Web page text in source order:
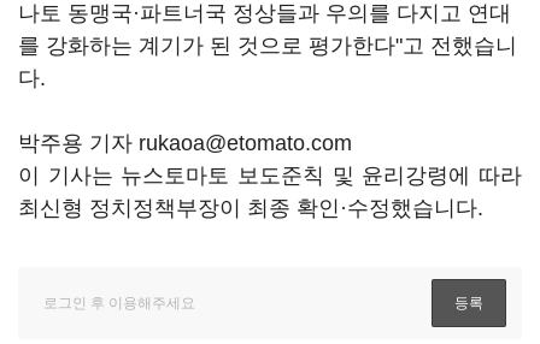
나토 동맹국·파트너국 정상들과 우의를 다지고 연대
를 강화하는 계기가 된 것으로 평가한다"고 전했습니
다.
박주용 기자 rukaoa@etomato.com
이 기사는 뉴스토마토 보도준칙 및 윤리강령에 따라
최신형 정치정책부장이 최종 확인·수정했습니다.